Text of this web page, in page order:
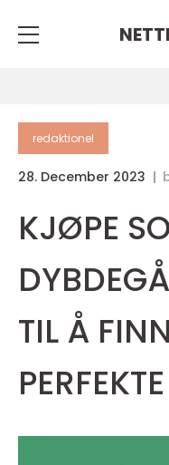
redaktionel
28. December 2023
KJØPE
TIL Å